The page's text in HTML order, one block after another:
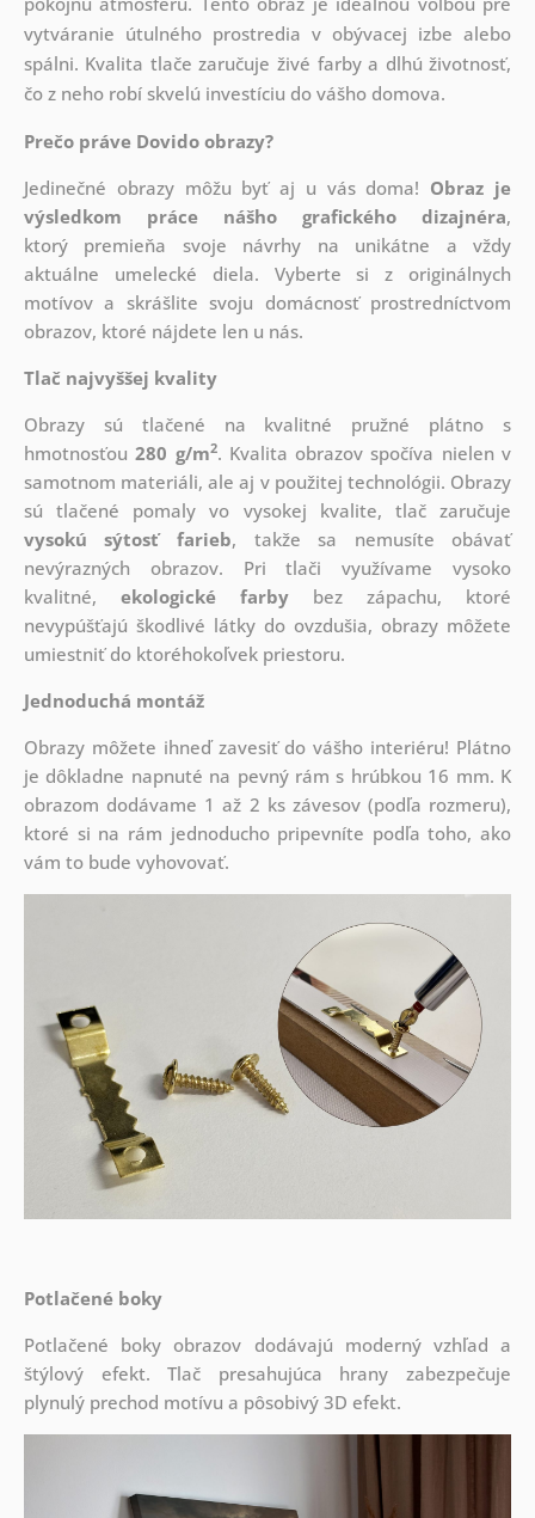
vytváranie útulného prostredia v obývacej izbe alebo
spálni. Kvalita tlače zaručuje živé farby a dlhú životnosť,
čo z neho robí skvelú investíciu do vášho domova.
Prečo práve Dovido obrazy?
Jedinečné obrazy môžu byť aj u vás doma! Obraz je
výsledkom práce nášho grafického dizajnéra,
ktorý premieňa svoje návrhy na unikátne a vždy
aktuálne umelecké diela. Vyberte si z originálnych
motívov a skrášlite svoju domácnosť prostredníctvom
obrazov, ktoré nájdete len u nás.
Tlač najvyššej kvality
Obrazy sú tlačené na kvalitné pružné plátno s
hmotnosťou280 g/m2. Kvalita obrazov spočíva nielen v
samotnom materiáli, ale aj v použitej technológii. Obrazy
sú tlačené pomaly vo vysokej kvalite, tlač zaručuje
vysokú sýtosť farieb, takže sa nemusíte obávať
nevýrazných obrazov. Pri tlači využívame vysoko
kvalitné, ekologické farby bez zápachu, ktoré
nevypúšťajú škodlivé látky do ovzdušia, obrazy môžete
umiestniť do ktoréhokoľvek priestoru.
Jednoduchá montáž
Obrazy môžete ihneď zavesiť do vášho interiéru! Plátno
je dôkladne napnuté na pevný rám s hrúbkou 16 mm. K
obrazom dodávame 1 až 2 ks závesov (podľa rozmeru),
ktoré si na rám jednoducho pripevníte podľa toho, ako
vám to bude vyhovovať.
Potlačené boky
Potlačené boky obrazov dodávajú moderný vzhľad a
štýlový efekt. Tlač presahujúca hrany zabezpečuje
plynulý prechod motívu a pôsobivý 3D efekt.